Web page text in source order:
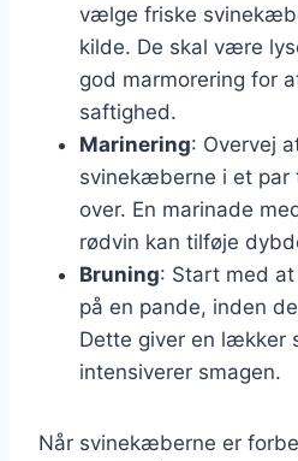
vælge friske
kilde. De skal være
god marmorering for
saftighed.
Marinering: Overvej
svinekæberne i et par
over. En marinade
rødvin kan tilføje
Bruning: Start med
på en pande, inden
Dette giver en lækker
intensiverer smagen.
Når svinekæberne er